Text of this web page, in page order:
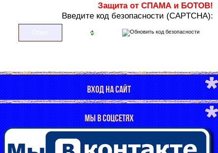
Защита от СПАМА и БОТОВ!
Введите код безопасности (CAPTCHA):
ВХОД НА САЙТ
МЫ В СОЦСЕТЯХ